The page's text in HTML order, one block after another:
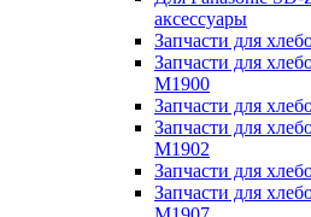
аксессуары
Запчасти для
Запчасти для
M1900
Запчасти для
Запчасти для
M1902
Запчасти для
Запчасти для